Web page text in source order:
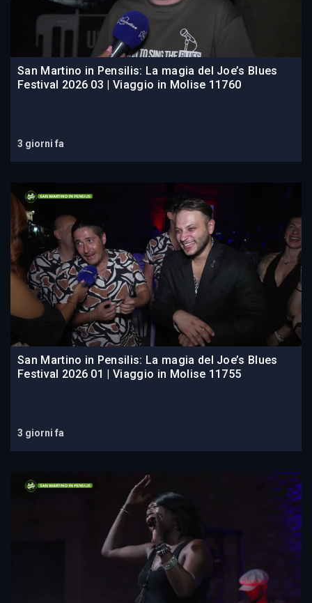
San Martino in Pensilis: La magia del Joe’s Blues
Festival 2026 03 | Viaggio in Molise 11760
3 giorni fa
San Martino in Pensilis: La magia del Joe’s Blues
Festival 2026 01 | Viaggio in Molise 11755
3 giorni fa